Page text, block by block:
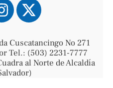
Cuscatancingo No 271
Tel.: (503) 2231-7777
al Norte de Alcaldía